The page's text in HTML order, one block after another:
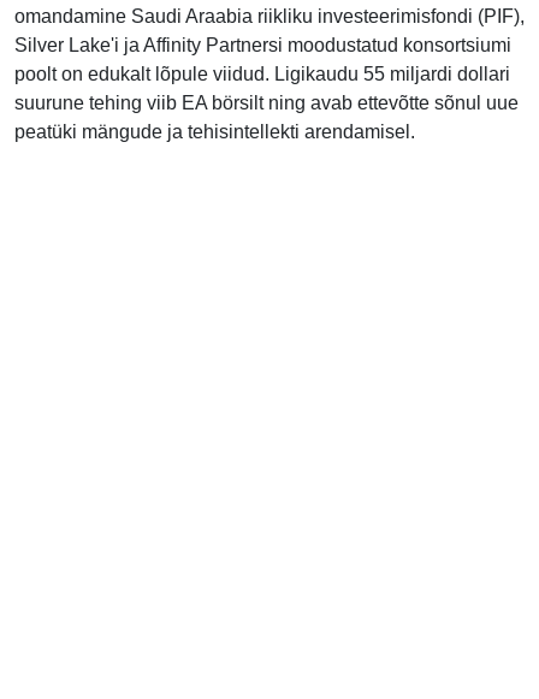
omandamine Saudi Araabia riikliku investeerimisfondi (PIF),
Silver Lake'i ja Affinity Partnersi moodustatud konsortsiumi
poolt on edukalt lõpule viidud. Ligikaudu 55 miljardi dollari
suurune tehing viib EA börsilt ning avab ettevõtte sõnul uue
peatüki mängude ja tehisintellekti arendamisel.